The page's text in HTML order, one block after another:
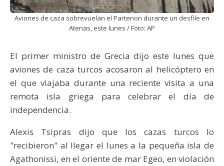
Aviones de caza sobrevuelan el Partenon durante un desfile en
Atenas, este lunes / Foto: AP
El primer ministro de Grecia dijo este lunes que
aviones de caza turcos acosaron al helicóptero en
el que viajaba durante una reciente visita a una
remota isla griega para celebrar el día de
independencia.
Alexis Tsipras dijo que los cazas turcos lo
"recibieron" al llegar el lunes a la pequeña isla de
Agathonissi, en el oriente de mar Egeo, en violación